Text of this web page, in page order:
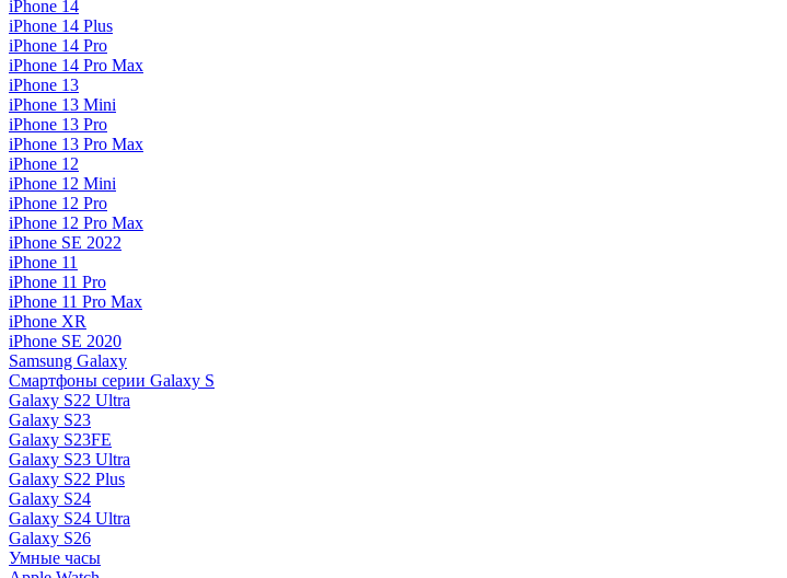
iPhone 14
iPhone 14 Plus
iPhone 14 Pro
iPhone 14 Pro Max
iPhone 13
iPhone 13 Mini
iPhone 13 Pro
iPhone 13 Pro Max
iPhone 12
iPhone 12 Mini
iPhone 12 Pro
iPhone 12 Pro Max
iPhone SE 2022
iPhone 11
iPhone 11 Pro
iPhone 11 Pro Max
iPhone XR
iPhone SE 2020
Samsung Galaxy
Смартфоны серии Galaxy S
Galaxy S22 Ultra
Galaxy S23
Galaxy S23FE
Galaxy S23 Ultra
Galaxy S22 Plus
Galaxy S24
Galaxy S24 Ultra
Galaxy S26
Умные часы